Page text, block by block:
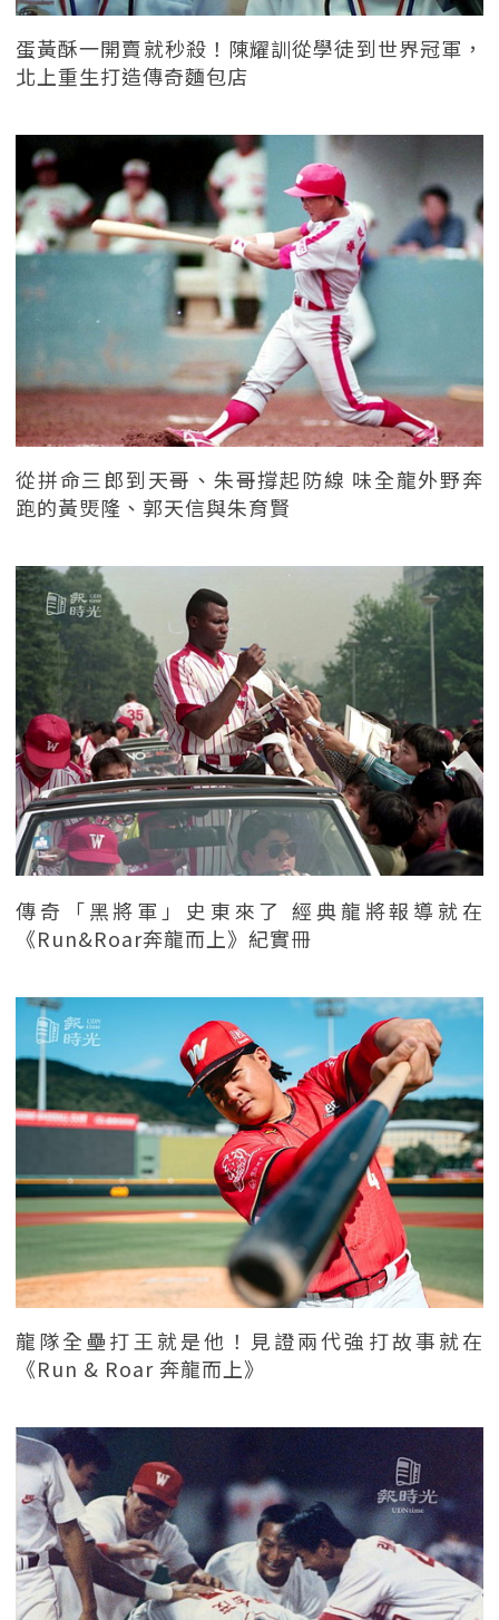
蛋黃酥一開賣就秒殺！陳耀訓從學徒到世界冠軍，
北上重生打造傳奇麵包店
從拼命三郎到天哥、朱哥撐起防線 味全龍外野奔
跑的黃煚隆、郭天信與朱育賢
傳奇「黑將軍」史東來了 經典龍將報導就在
《Run&Roar奔龍而上》紀實冊
龍隊全壘打王就是他！見證兩代強打故事就在
《Run & Roar 奔龍而上》